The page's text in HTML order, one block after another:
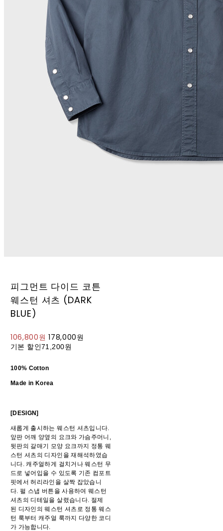
피그먼트 다이드 코튼
웨스턴 셔츠 (DARK
BLUE)
106,800원178,000원
기본 할인71,200원
100% Cotton
Made in Korea
[DESIGN]
새롭게 출시하는 웨스턴 셔츠입니다.
앞판 어깨 양옆의 요크와 가슴주머니,
뒷판의 갈매기 모양 요크까지 정통 웨
스턴 셔츠의 디자인을 재해석하였습
니다. 캐주얼하게 걸치거나 웨스턴 무
드로 넣어입을 수 있도록 기존 컴포트
핏에서 허리라인을 살짝 잡았습니
다. 펄 스냅 버튼을 사용하여 웨스턴
셔츠의 디테일을 살렸습니다. 절제
된 디자인의 웨스턴 셔츠로 정통 웨스
턴 룩부터 캐주얼 룩까지 다양한 코디
가 가능합니다.